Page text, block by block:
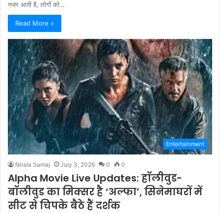
नजर आती है, लोगों को…
Read More »
Entertainment
Nirala Samaj July 3, 2026 0 0
Alpha Movie Live Updates: हॉलीवुड-
बॉलीवुड का मिक्सर है ‘अल्फा’, सिनेमाघरों में
सीट से चिपके बैठे हैं दर्शक